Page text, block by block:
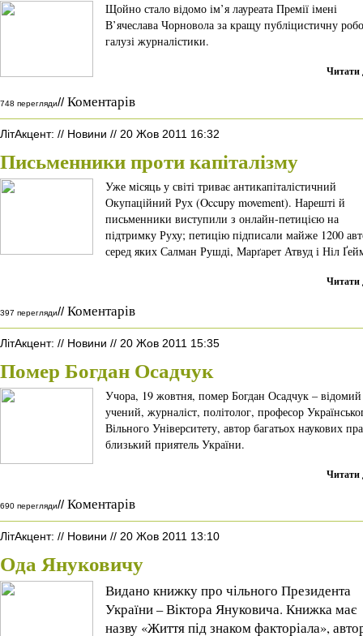
Щойно стало відомо ім’я лауреата Премії імені
В’ячеслава Чорновола за кращу публіцистичну
галузі журналістики.
Читати
748 перегляди// Коментарів
ЛітАкцент: // Новини // 20 Жов 2011 16:32
Письменники проти капіталізму
Уже місяць у світі триває антикапіталістичний
Окупаційний Рух (Occupy movement). Нарешті й
письменники виступили з онлайн-петицією на
підтримку Руху; петицію підписали майже 1200
серед яких Салман Рушді, Марґарет Атвуд і Ніл
Читати
397 перегляди// Коментарів
ЛітАкцент: // Новини // 20 Жов 2011 15:35
Помер Богдан Осадчук
Учора, 19 жовтня, помер Богдан Осадчук – відомий
учений, журналіст, політолог, професор
Вільного Університету, автор багатьох наукових
близький приятель України.
Читати
690 перегляди// Коментарів
ЛітАкцент: // Новини // 20 Жов 2011 13:10
Ода Януковичу
Видано книжку про чільного Президента
України – Віктора Януковича. Книжка має
назву «Життя під знаком факторіала»,